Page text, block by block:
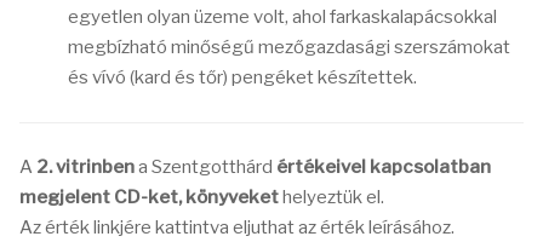
egyetlen olyan üzeme volt, ahol farkaskalapácsokkal
megbízható minőségű mezőgazdasági szerszámokat
és vívó (kard és tőr) pengéket készítettek.
A 2. vitrinbena Szentgotthárd értékeivel kapcsolatban
megjelent CD-ket, könyvekethelyeztük el.
Az érték linkjére kattintva eljuthat az érték leírásához.